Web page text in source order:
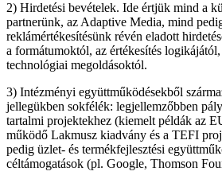
2) Hirdetési bevételek. Ide értjük mind a
partnerünk, az Adaptive Media, mind
reklámértékesítésünk révén eladott
a formátumoktól, az értékesítés
technológiai megoldásoktól.
3) Intézményi együttműködésekből
jellegükben sokfélék: legjellemzőbben
tartalmi projektekhez (kiemelt példák az
működő Lakmusz kiadvány és a TEFI
pedig üzlet- és termékfejlesztési
céltámogatások (pl. Google, Thomson